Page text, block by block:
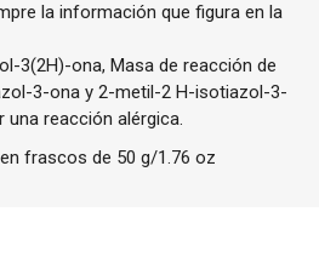
la información que figura en la
3(2H)-ona, Masa de reacción de
3-ona y 2-metil-2 H-isotiazol-3-
una reacción alérgica.
frascos de 50 g/1.76 oz